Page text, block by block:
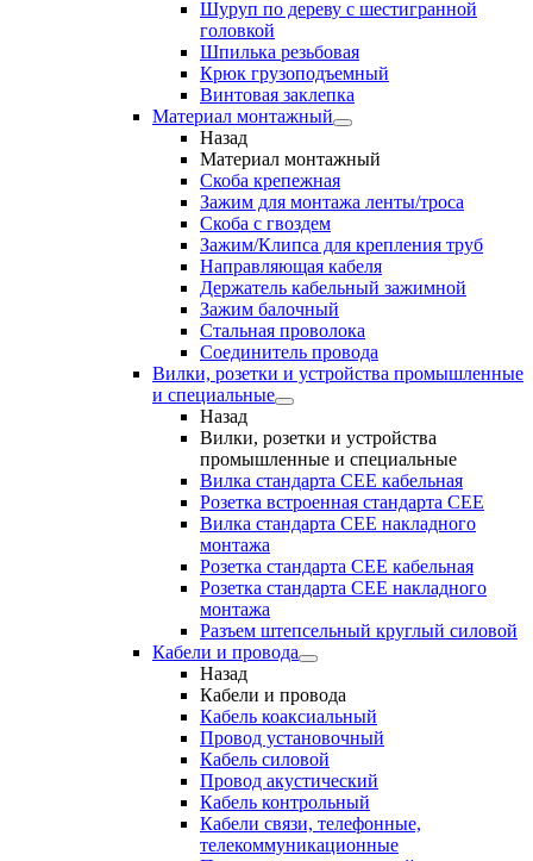
Шуруп по дереву с шестигранной
головкой
Шпилька резьбовая
Крюк грузоподъемный
Винтовая заклепка
Материал монтажный
Назад
Материал монтажный
Скоба крепежная
Зажим для монтажа ленты/троса
Скоба с гвоздем
Зажим/Клипса для крепления труб
Направляющая кабеля
Держатель кабельный зажимной
Зажим балочный
Стальная проволока
Соединитель провода
Вилки, розетки и устройства промышленные
и специальные
Назад
Вилки, розетки и устройства
промышленные и специальные
Вилка стандарта CEE кабельная
Розетка встроенная стандарта CEE
Вилка стандарта CEE накладного
монтажа
Розетка стандарта СЕЕ кабельная
Розетка стандарта СЕЕ накладного
монтажа
Разъем штепсельный круглый силовой
Кабели и провода
Назад
Кабели и провода
Кабель коаксиальный
Провод установочный
Кабель силовой
Провод акустический
Кабель контрольный
Кабели связи, телефонные,
телекоммуникационные